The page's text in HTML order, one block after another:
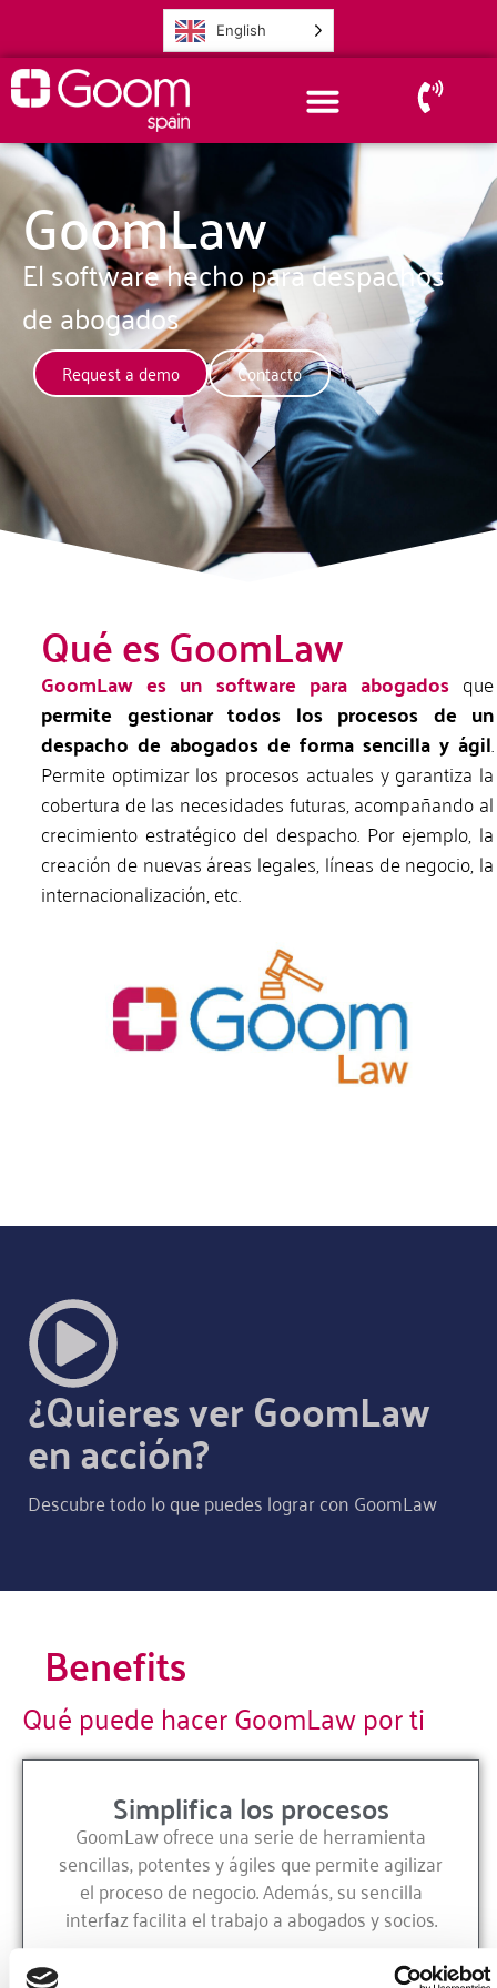
English
GoomLaw
El software hecho para despachos
de abogados
Request a demo Contacto
Qué es GoomLaw
GoomLaw es un software para abogados que
permite gestionar todos los procesos de un
despacho de abogados de forma sencilla y ágil.
Permite optimizar los procesos actuales y garantiza la
cobertura de las necesidades futuras, acompañando al
crecimiento estratégico del despacho. Por ejemplo, la
creación de nuevas áreas legales, líneas de negocio, la
internacionalización, etc.
Request a demo
¿Quieres ver GoomLaw
en acción?
Descubre todo lo que puedes lograr con GoomLaw
Benefits
Qué puede hacer GoomLaw por ti
Simplifica los procesos
GoomLaw ofrece una serie de herramienta
sencillas, potentes y ágiles que permite agilizar
el proceso de negocio. Además, su sencilla
interfaz facilita el trabajo a abogados y socios.